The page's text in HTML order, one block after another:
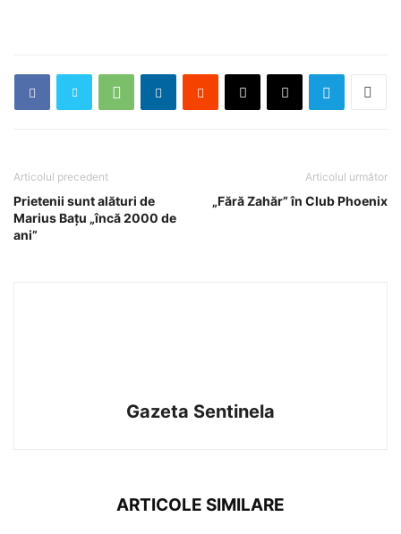
Articolul precedent
Prietenii sunt alături de
Marius Bațu „încă 2000 de
ani”
Articolul următor
„Fără Zahăr” în Club Phoenix
Gazeta Sentinela
ARTICOLE SIMILARE